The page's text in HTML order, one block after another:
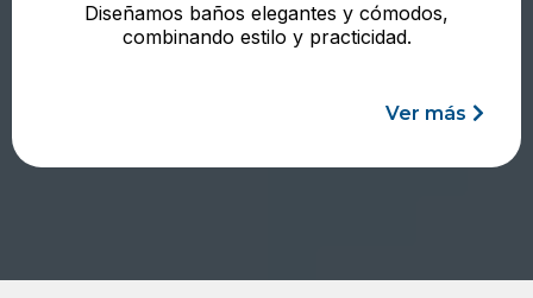
Diseñamos baños elegantes y cómodos,
combinando estilo y practicidad.
Ver más